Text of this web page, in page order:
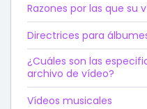
Razones por las que su
Directrices para
¿Cuáles son las
archivo de vídeo?
Vídeos musicales